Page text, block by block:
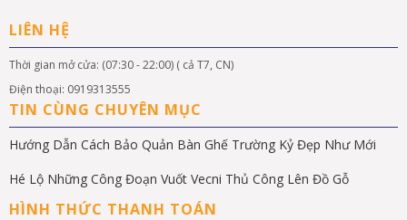
LIÊN HỆ
Thời gian mở cửa: (07:30 - 22:00) ( cả T7, CN)
Điện thoại: 0919313555
TIN CÙNG CHUYÊN MỤC
Hướng Dẫn Cách Bảo Quản Bàn Ghế Trường Kỷ Đẹp Như Mới
Hé Lộ Những Công Đoạn Vuốt Vecni Thủ Công Lên Đồ Gỗ
HÌNH THỨC THANH TOÁN